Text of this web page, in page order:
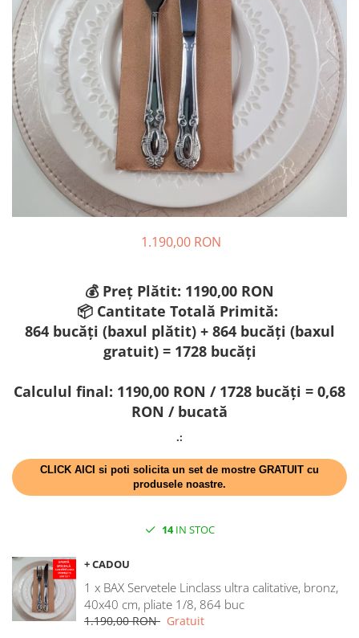
PAŞTE / EASTER
TEMATICA CULINARA
IARNA-CRACIUN-REVELION
DECOR BEJ & MARO
DECOR ROZ
DECOR NUNTA & LOGODNA
DECOR BOTEZ
DECOR EVENIMENTE CORPORATE
DECOR ANIVERSARI COPII
DECOR PETRECERI
TEMATICA MARINA
TEMATICA MEDITERANEANA
TEMATICA BOTANICA / VEGETALA
TEMATICA ROMANTICA
DECOR 1 & 8 MARTIE
DECOR PASTE
DECOR ZIUA ROMANIEI
DECOR CRACIUN & REVELION
DECOR VARA
DECOR TOAMNA
DECOR MOS NICOLAE
TEMATICA FLORALA
DECOR OKTOBER FEST
1.190,00 RON
💰 Preț Plătit: 1190,00 RON
📦 Cantitate Totală Primită:
864 bucăți (baxul plătit) + 864 bucăți (baxul
gratuit) = 1728 bucăți
Calculul final: 1190,00 RON / 1728 bucăți = 0,68
RON / bucată
.:
CLICK AICI si poti solicita un set de mostre GRATUIT cu
produsele noastre.
14IN STOC
+ CADOU
1 x BAX Servetele Linclass ultra calitative, bronz,
40x40 cm, pliate 1/8, 864 buc
1.190,00 RON Gratuit